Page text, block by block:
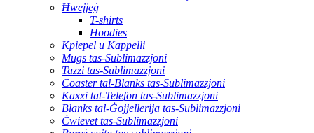
Ħwejjeġ
T-shirts
Hoodies
Kpiepel u Kappelli
Mugs tas-Sublimazzjoni
Tazzi tas-Sublimazzjoni
Coaster tal-Blanks tas-Sublimazzjoni
Kaxxi tat-Telefon tas-Sublimazzjoni
Blanks tal-Ġojjellerija tas-Sublimazzjoni
Ċwievet tas-Sublimazzjoni